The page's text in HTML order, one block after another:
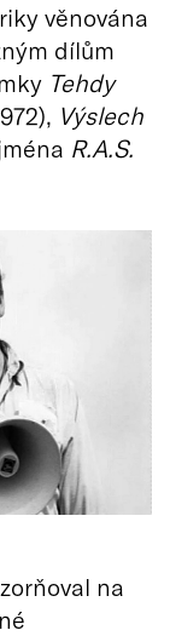
věnována
dílům
Tehdy
Výslech
R.A.S.
na